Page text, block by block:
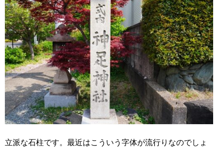
立派な石柱です。最近はこういう字体が流行りなのでしょ